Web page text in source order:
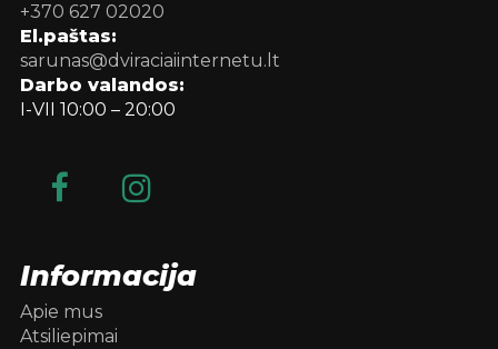
+370 627 02020
El.paštas:
sarunas@dviraciaiinternetu.lt
Darbo valandos:
I-VII 10:00 – 20:00
Informacija
Apie mus
Atsiliepimai